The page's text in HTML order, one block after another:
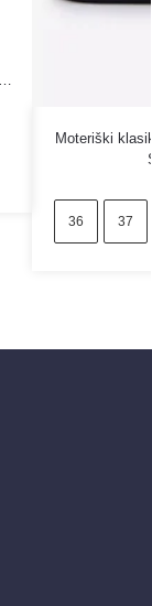
Moteriški
36 37